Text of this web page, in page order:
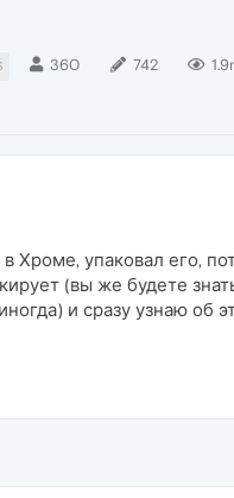
360 742
Хроме, упаковал его,
(вы же будете
и сразу узнаю об